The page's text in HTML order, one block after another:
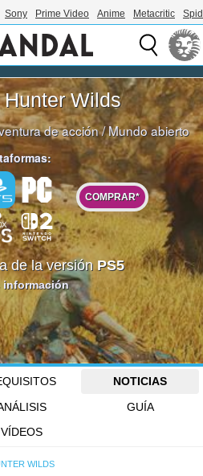
Sony Prime Video Anime Metacritic
Wilds
de acción/Mundo abierto
COMPRAR*
de la versiónPS5
información
NOTICIAS
GUÍA
VÍDEOS
WILDS